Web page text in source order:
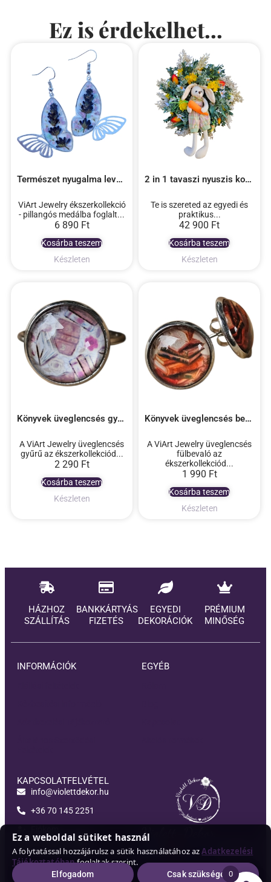
0
Ez is érdekelhet...
Készleten
Természet nyugalma levendula pillangós epoxy fülbevaló
6 890 Ft
ViArt Jewelry ékszerkollekció
- pillangós medálba foglalt...
Kosárba teszem
Készleten
2 in 1 tavaszi nyuszis kopogtató – zöld
42 900 Ft
Te is szereted az egyedi és
praktikus...
Kosárba teszem
Készleten
Könyvek üveglencsés gyűrű
2 290 Ft
A ViArt Jewelry üveglencsés
gyűrű az ékszerkollekciód...
Kosárba teszem
Készleten
Könyvek üveglencsés beszúrós fülbevaló
1 990 Ft
A ViArt Jewelry üveglencsés
fülbevaló az
ékszerkollekciód...
Kosárba teszem
HÁZHOZ
SZÁLLÍTÁS
BANKKÁRTYÁS
FIZETÉS
EGYEDI
DEKORÁCIÓK
PRÉMIUM
MINŐSÉG
INFORMÁCIÓK EGYÉB
KAPCSOLATFELVÉTEL
info@violettdekor.hu
+36 70 145 2251
Violett-Dekor
Ez a weboldal sütiket használ
A folytatással hozzájárulsz a sütik használatához azAdatkezelési
Tájékoztatóbanfoglaltak szerint.
Elfogadom Csak szükséges